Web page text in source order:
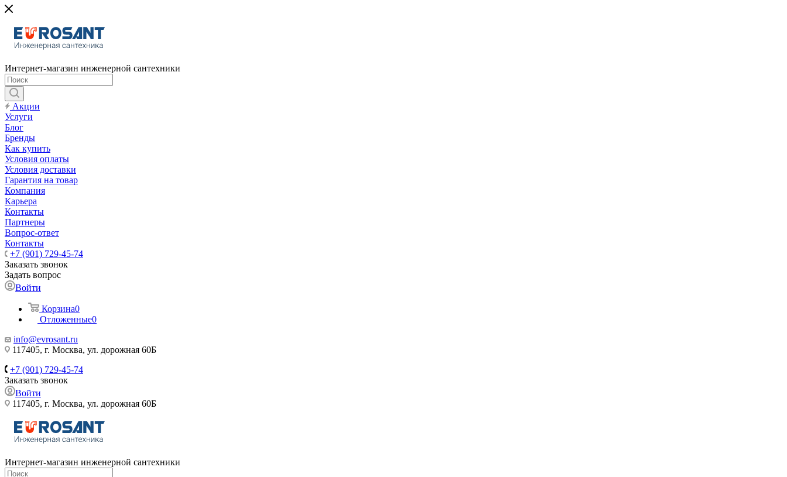
Интернет-магазин инженерной сантехники
Акции
Услуги
Блог
Бренды
Как купить
Условия оплаты
Условия доставки
Гарантия на товар
Компания
Карьера
Контакты
Партнеры
Вопрос-ответ
Контакты
+7 (901) 729-45-74
Заказать звонок
Задать вопрос
Войти
Корзина0
Отложенные0
info@evrosant.ru
117405, г. Москва, ул. дорожная 60Б
+7 (901) 729-45-74
Заказать звонок
Войти
117405, г. Москва, ул. дорожная 60Б
Интернет-магазин инженерной сантехники